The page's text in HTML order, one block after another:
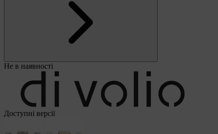
Не в наявності
Доступні версії